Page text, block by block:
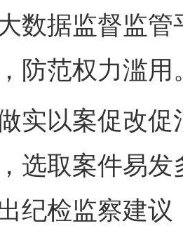
数据监督监
防范权力滥用
以案促改促
选取案件易
纪检监察建